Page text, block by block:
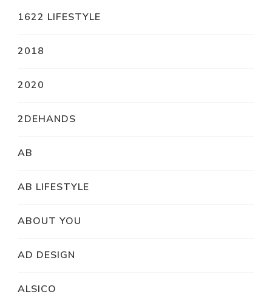
1622 LIFESTYLE
2018
2020
2DEHANDS
AB
AB LIFESTYLE
ABOUT YOU
AD DESIGN
ALSICO